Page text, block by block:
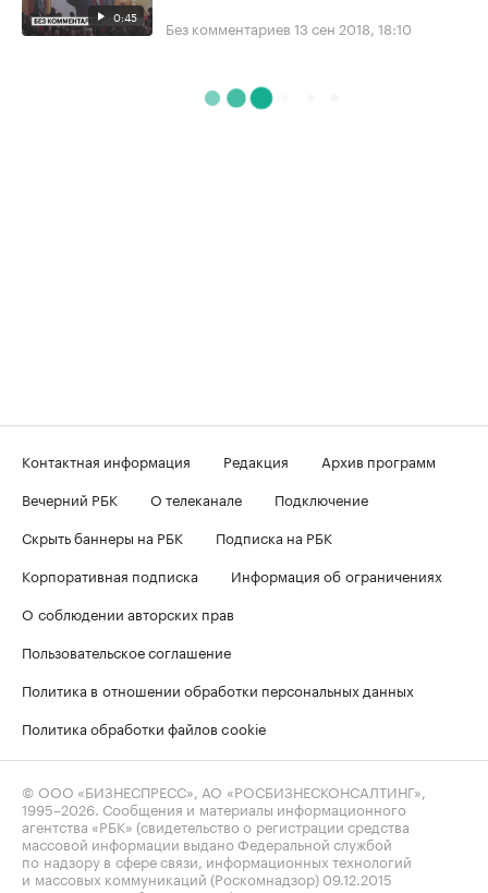
0:45 Без комментариев 13 сен 2018, 18:10
Контактная информация Редакция
Архив программ
Вечерний РБК
О телеканале
Подключение
Скрыть баннеры на РБК
Подписка на РБК
Корпоративная подписка
Информация об ограничениях
О соблюдении авторских прав
Пользовательское соглашение
Политика в отношении обработки персональных данных
Политика обработки файлов cookie
© ООО «БИЗНЕСПРЕСС», АО «РОСБИЗНЕСКОНСАЛТИНГ»,
1995–2026 . Сообщения и материалы информационного
агентства «РБК» (свидетельство о регистрации средства
массовой информации выдано Федеральной службой
по надзору в сфере связи, информационных технологий
и массовых коммуникаций (Роскомнадзор) 09.12.2015